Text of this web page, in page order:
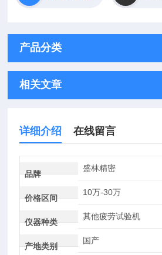
产品分类
相关文章
详细介绍 在线留言
品牌
盛林精密
价格区间
10万-30万
仪器种类
其他疲劳试验机
产地类别
国产